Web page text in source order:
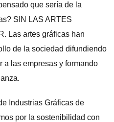
que sería de la
SIN LAS ARTES
Las artes gráficas han
de la sociedad difundiendo
a las empresas y formando
Industrias Gráficas de
por la sostenibilidad con